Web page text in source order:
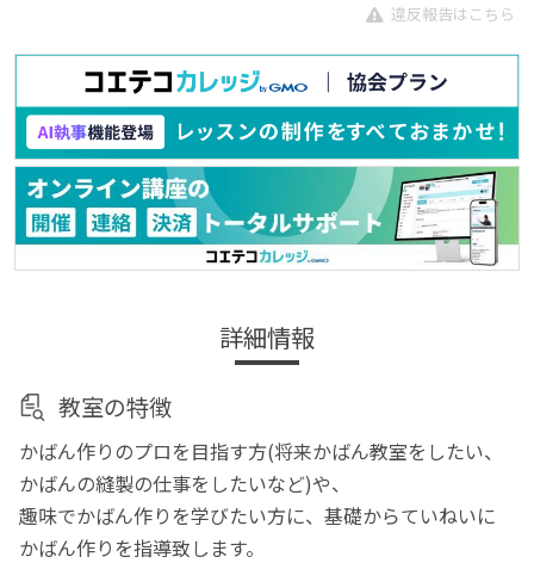
違反報告はこちら
詳細情報
教室の特徴
かばん作りのプロを目指す方(将来かばん教室をしたい、
かばんの縫製の仕事をしたいなど)や、
趣味でかばん作りを学びたい方に、基礎からていねいに
かばん作りを指導致します。